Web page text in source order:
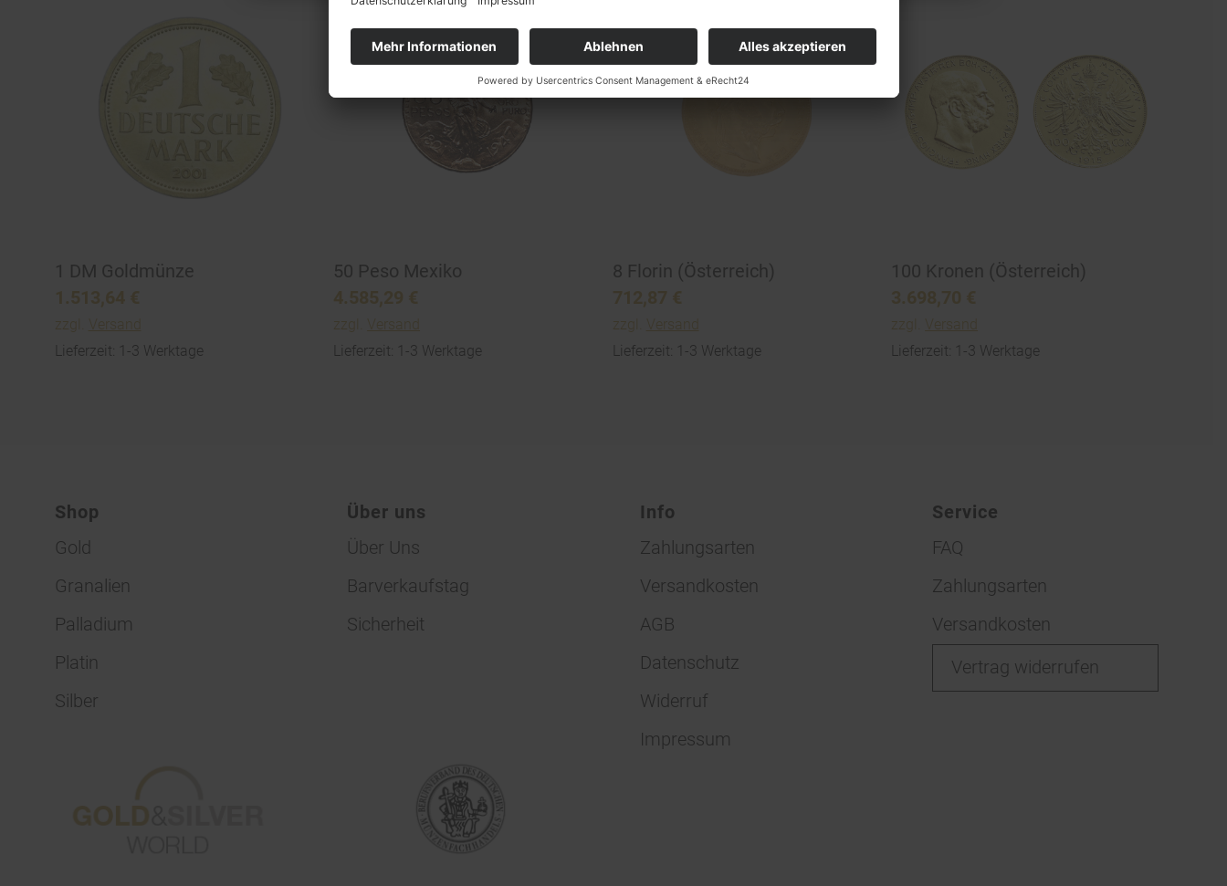
1 DM Goldmünze
1.513,64 €
zzgl.
Versand
Lieferzeit: 1-3 Werktage
50 Peso Mexiko
4.585,29 €
zzgl.
Versand
Lieferzeit: 1-3 Werktage
8 Florin (Österreich)
712,87 €
zzgl.
Versand
Lieferzeit: 1-3 Werktage
100 Kronen (Österreich)
3.698,70 €
zzgl.
Versand
Lieferzeit: 1-3 Werktage
Shop
Gold
Granalien
Palladium
Platin
Silber
Über uns
Über Uns
Barverkaufstag
Sicherheit
Info
Zahlungsarten
Versandkosten
AGB
Datenschutz
Widerruf
Impressum
Service
FAQ
Zahlungsarten
Versandkosten
Vertrag widerrufen